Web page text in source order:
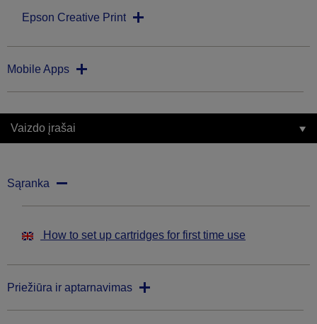
Epson Creative Print
Mobile Apps
Vaizdo įrašai
Sąranka
How to set up cartridges for first time use
Priežiūra ir aptarnavimas